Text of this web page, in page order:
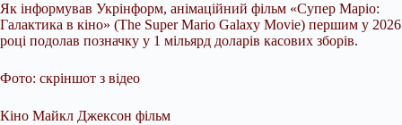
Як інформував Укрінформ, анімаційний фільм «Супер Маріо:
Галактика в кіно» (The Super Mario Galaxy Movie) першим у 2026
році подолав позначку у 1 мільярд доларів касових зборів.
Фото: скріншот з відео
Кіно Майкл Джексон фільм